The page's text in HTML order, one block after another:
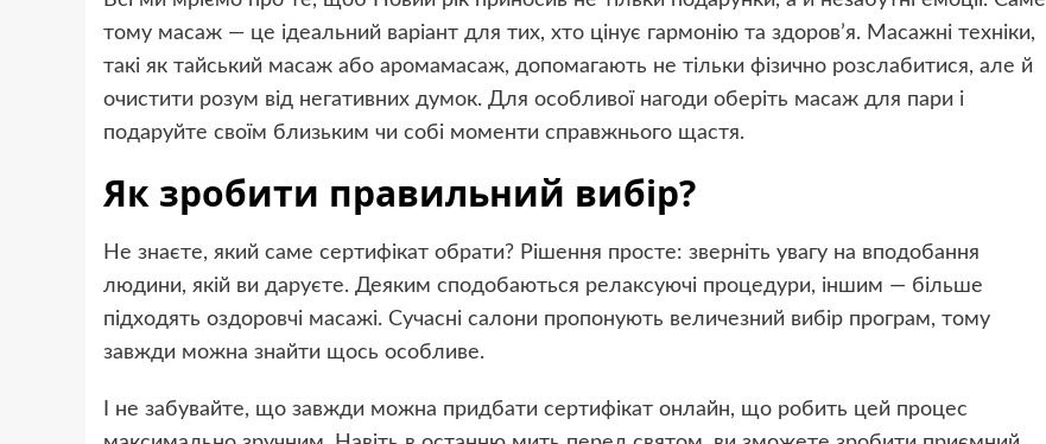
тому масаж — це ідеальний варіант для тих, хто цінує гармонію та здоров’я. Масажні техніки,
такі як тайський масаж або аромамасаж, допомагають не тільки фізично розслабитися, але й
очистити розум від негативних думок. Для особливої нагоди оберіть масаж для пари і
подаруйте своїм близьким чи собі моменти справжнього щастя.
Як зробити правильний вибір?
Не знаєте, який саме сертифікат обрати? Рішення просте: зверніть увагу на вподобання
людини, якій ви даруєте. Деяким сподобаються релаксуючі процедури, іншим — більше
підходять оздоровчі масажі. Сучасні салони пропонують величезний вибір програм, тому
завжди можна знайти щось особливе.
І не забувайте, що завжди можна придбати сертифікат онлайн, що робить цей процес